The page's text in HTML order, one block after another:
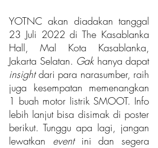
YOTNC akan diadakan tanggal
23 Juli 2022 di The Kasablanka
Hall, Mal Kota Kasablanka,
Jakarta Selatan. Gak
hanya dapat
insight dari para narasumber, raih
juga kesempatan memenangkan
1 buah motor listrik SMOOT. Info
lebih lanjut bisa disimak di poster
berikut. Tunggu apa lagi, jangan
lewatkan event ini dan segera